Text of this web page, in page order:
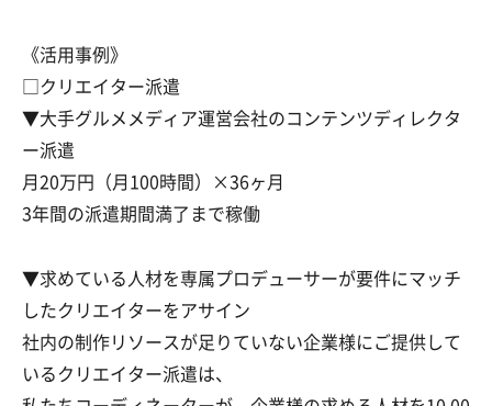
《活用事例》
□クリエイター派遣
▼大手グルメメディア運営会社のコンテンツディレクタ
ー派遣
月20万円（月100時間）×36ヶ月
3年間の派遣期間満了まで稼働
▼求めている人材を専属プロデューサーが要件にマッチ
したクリエイターをアサイン
社内の制作リソースが足りていない企業様にご提供して
いるクリエイター派遣は、